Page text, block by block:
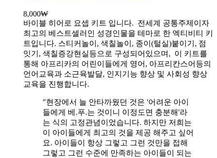
8,000₩
바이블 히어로 요셉 키트 입니다. 전세계 공통주제이자
최고의 베스트셀러인 성경인물을 테마로 한 엑티비티 키
트입니다. 스티커놀이, 색칠놀이, 종이(털실)붙이기, 점
잇기, 색칠증강현실등으로 구성되어있으며, 이 키트를
통해 아프리카의 어린이들에게 영어, 아프리칸스어등의
언어교육과 소근육발달, 인지기능 향상 및 사회성 향상
교육을 진행합니다.
"현장에서 늘 안타까웠던 것은 '어려운 아이
들에게 베.푸.는 것이니 이정도면 충분해'라
는 식의 고정관념이었습니다. 하지만 저희는
이 아이들에게 최고의 것을 제공 해주고 싶어
요. 아이들이 항상 그렇고 그런 것만을 접해
그렇고 그런 수준에 만족하는 아이들이 되는